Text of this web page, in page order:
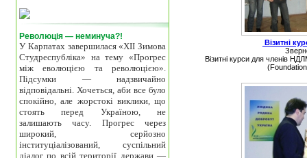
Революція — неминуча?!
У Карпатах завершилася «ХІІ Зимова
Студреспубліка» на тему «Прогрес
між еволюцією та революцією».
Підсумки — надзвичайно
відповідальні. Хочеться, аби все було
спокійно, але жорстокі виклики, що
стоять перед Україною, не
залишають часу. Прогрес через
широкий, серйозно
інституціалізований, суспільний
діалог по всій території держави —
Візитні
Візитні курси для членів